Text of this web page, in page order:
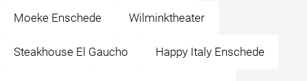
Moeke Enschede Wilminktheater
Steakhouse El Gaucho Happy Italy Enschede